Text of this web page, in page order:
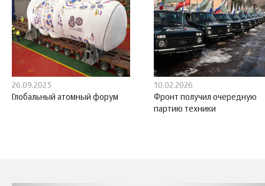
26.09.2025
Глобальный атомный форум
10.02.2026
Фронт получил очередную
партию техники